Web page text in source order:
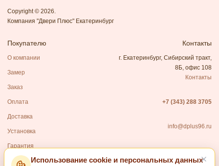
Copyright © 2026.
Компания "Двери Плюс" Екатеринбург
Покупателю
О компании
Замер
Заказ
Оплата
Доставка
Установка
Гарантия
Контакты
г. Екатеринбург, Сибирский тракт,
8Б, офис 108
Контакты
+7 (343) 288 3705
info@dplus96.ru
КаталогИспользование cookie и персональных данных